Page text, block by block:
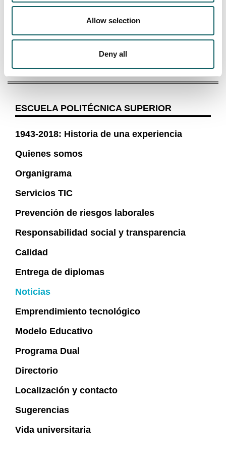
Allow selection
Deny all
*Persona de contacto para solicitar información sobre
futuros cursos y jornadas sobre esta temática: Aitor
ESCUELA POLITÉCNICA SUPERIOR
1943-2018: Historia de una experiencia
Quienes somos
Organigrama
Servicios TIC
Prevención de riesgos laborales
Responsabilidad social y transparencia
Calidad
Entrega de diplomas
Noticias
Emprendimiento tecnológico
Modelo Educativo
Programa Dual
Directorio
Localización y contacto
Sugerencias
Vida universitaria